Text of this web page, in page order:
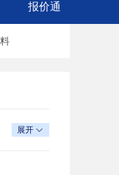
报价通
展开 